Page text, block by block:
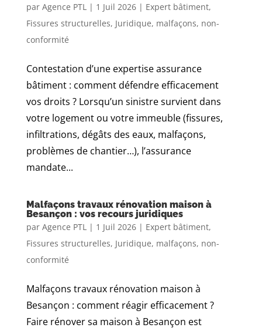
par Agence PTL| 1 Juil 2026| Expert bâtiment,
Fissures structurelles, Juridique, malfaçons, non-
conformité
Contestation d’une expertise assurance
bâtiment : comment défendre efficacement
vos droits ? Lorsqu’un sinistre survient dans
votre logement ou votre immeuble (fissures,
infiltrations, dégâts des eaux, malfaçons,
problèmes de chantier…), l’assurance
mandate...
Malfaçons travaux rénovation maison à
Besançon : vos recours juridiques
par Agence PTL| 1 Juil 2026| Expert bâtiment,
Fissures structurelles, Juridique, malfaçons, non-
conformité
Malfaçons travaux rénovation maison à
Besançon : comment réagir efficacement ?
Faire rénover sa maison à Besançon est